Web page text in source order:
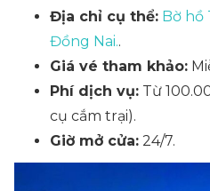
Địa chỉ cụ thể: Bờ hồ
Đồng Nai..
Giá vé tham khảo:
Phí dịch vụ: Từ
cụ cắm trại).
Giờ mở cửa: 24/7.